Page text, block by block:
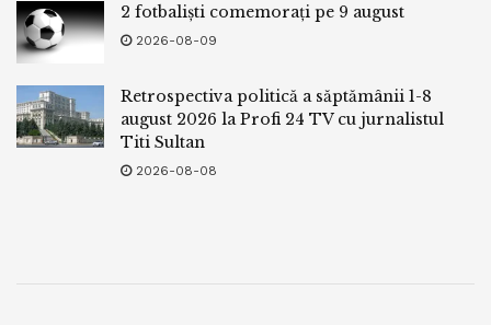
2 fotbaliști comemorați pe 9 august
2026-08-09
Retrospectiva politică a săptămânii 1-8
august 2026 la Profi 24 TV cu jurnalistul
Titi Sultan
2026-08-08